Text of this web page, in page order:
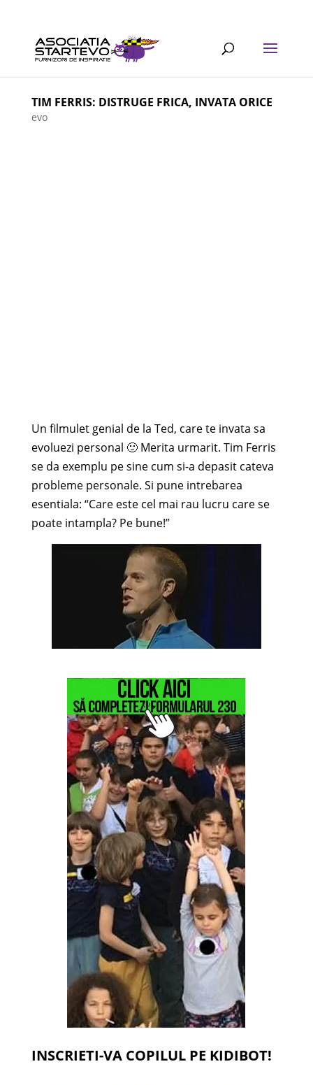
TIM FERRIS: DISTRUGE FRICA, INVATA ORICE
evo
Un filmulet genial de la Ted, care te invata sa
evoluezi personal 🙂 Merita urmarit. Tim Ferris
se da exemplu pe sine cum si-a depasit cateva
probleme personale. Si pune intrebarea
esentiala: “Care este cel mai rau lucru care se
poate intampla? Pe bune!”
INSCRIETI-VA COPILUL PE KIDIBOT!